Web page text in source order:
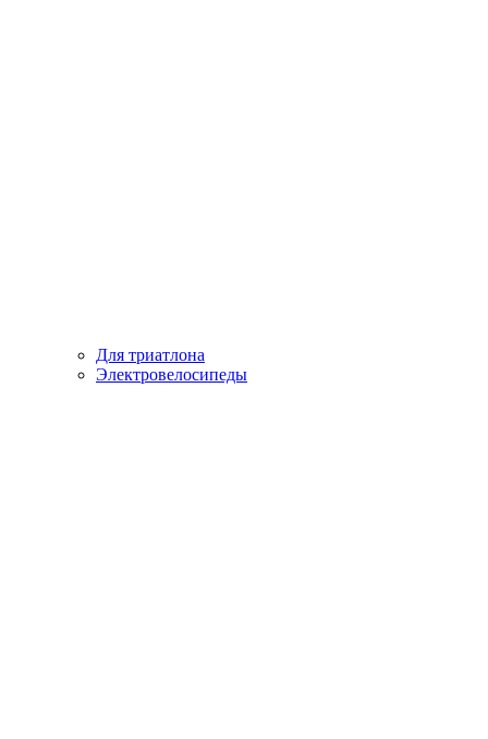
Для триатлона
Электровелосипеды